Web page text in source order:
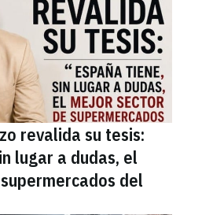
revalida su tesis:
lugar a dudas, el
del